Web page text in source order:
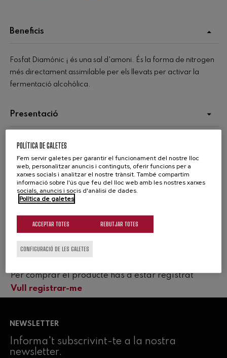
Beneficis
Fosfat Diamònic ¡ és una sal d'amoni. És la forma de nitrogen
més directament assimilable per els llevats per activar la
fermentació alcohòlica.
Presentació
Sacs de 25 kg
DOSI: 5 a 30 g/hl
Fitxa técnica
Fitxa de seguretat
COMPARTEIX:
Per comprar el producte has d'estar registrat
Vull registrar-me
NEWSLETTER
Informa't subscrivint-te a la nostra
newsletter.
POLÍTICA DE GALETES
Fem servir galetes per garantir el funcionament del nostre lloc
web, personalitzar anuncis i continguts, oferir funcions per a
xarxes socials i analitzar el nostre trànsit. També compartim
informació sobre l'ús que feu del lloc web amb les nostres xarxes
socials, anuncis i socis d'anàlisi de dades.
Política de galetes
REBUTJAR TOTES
ACCEPTAR TOTES
CONFIGURACIÓ DE LES GALETES